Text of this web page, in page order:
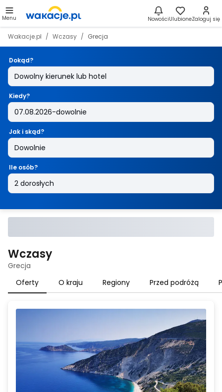
Menu NowościUlubioneZaloguj się
Wakacje.pl Wczasy Grecja
Dokąd?
Kiedy?
Jak i skąd?
Ile osób?
Wczasy
Grecja
Oferty
O kraju Regiony Przed podróżą